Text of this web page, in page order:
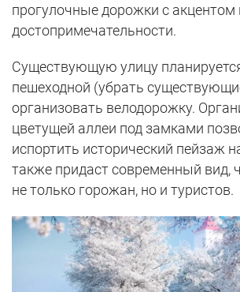
прогулочные дорожки с акцентом
достопримечательности.
Существующую улицу
пешеходной (убрать
организовать велодорожку.
цветущей аллеи под замками
испортить исторический пейзаж
также придаст современный вид,
не только горожан, но и туристов.